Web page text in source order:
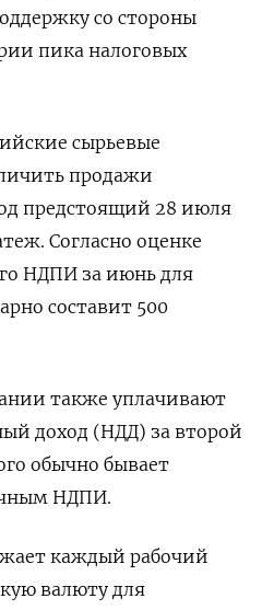
со стороны
пика налоговых
сырьевые
продажи
предстоящий 28 июля
Согласно оценке
НДПИ за июнь для
составит 500
также уплачивают
доход (НДД) за второй
обычно бывает
НДПИ.
каждый рабочий
валюту для